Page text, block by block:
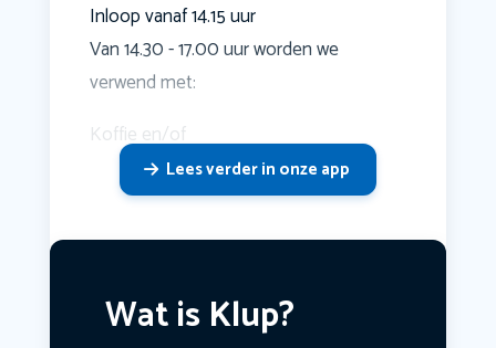
Inloop vanaf 14.15 uur
Van 14.30 - 17.00 uur worden we
verwend met:
Koffie en/of
Lees verder in onze app
Wat is Klup?